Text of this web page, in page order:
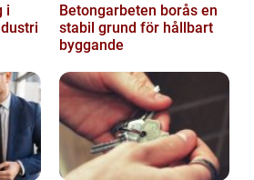
i
Betongarbeten borås en
stabil grund för hållbart
byggande